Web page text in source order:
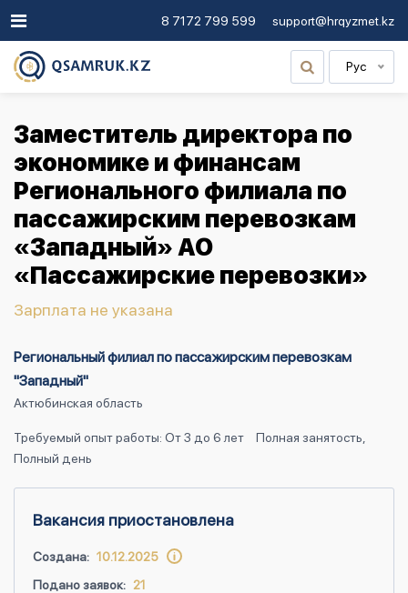
8 7172 799 599 support@hrqyzmet.kz
Рус
Заместитель директора по
экономике и финансам
Регионального филиала по
пассажирским перевозкам
«Западный» АО
«Пассажирские перевозки»
Зарплата не указана
Региональный филиал по пассажирским перевозкам
"Западный"
Актюбинская область
Требуемый опыт работы: От 3 до 6 лет
Полная занятость,
Полный день
Вакансия приостановлена
Создана: 10.12.2025
Подано заявок: 21